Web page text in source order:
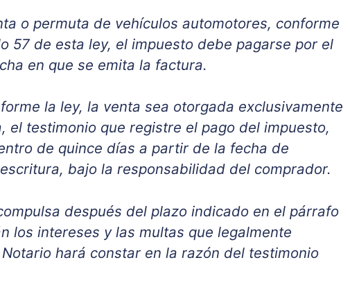
o permuta de vehículos automotores, conforme
57 de esta ley, el impuesto debe pagarse por el
en que se emita la factura.
la ley, la venta sea otorgada exclusivamente
el testimonio que registre el pago del impuesto,
de quince días a partir de la fecha de
bajo la responsabilidad del comprador.
después del plazo indicado en el párrafo
los intereses y las multas que legalmente
hará constar en la razón del testimonio